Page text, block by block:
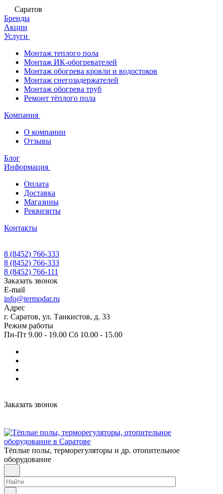
Саратов
Бренды
Акции
Услуги
Монтаж теплого пола
Монтаж ИК-обогревателей
Монтаж обогрева кровли и водостоков
Монтаж снегозадержателей
Монтаж обогрева труб
Ремонт тёплого пола
Компания
О компании
Отзывы
Блог
Информация
Оплата
Доставка
Магазины
Реквизиты
Контакты
8 (8452) 766-333
8 (8452) 766-333
8 (8452) 766-111
Заказать звонок
E-mail
info@termodar.ru
Адрес
г. Саратов, ул. Танкистов, д. 33
Режим работы
Пн-Пт 9.00 - 19.00 Сб 10.00 - 15.00
Заказать звонок
Тёплые полы, терморегуляторы и др. отопительное
оборудование